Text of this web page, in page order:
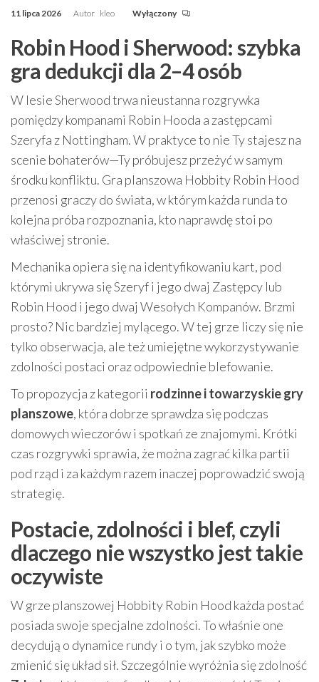
11 lipca 2026 Autor kleo Wyłączony
Robin Hood i Sherwood: szybka
gra dedukcji dla 2–4 osób
W lesie Sherwood trwa nieustanna rozgrywka
pomiędzy kompanami Robin Hooda a zastępcami
Szeryfa z Nottingham. W praktyce to nie Ty stajesz na
scenie bohaterów—Ty próbujesz przeżyć w samym
środku konfliktu. Gra planszowa Hobbity Robin Hood
przenosi graczy do świata, w którym każda runda to
kolejna próba rozpoznania, kto naprawdę stoi po
właściwej stronie.
Mechanika opiera się na identyfikowaniu kart, pod
którymi ukrywa się Szeryf i jego dwaj Zastępcy lub
Robin Hood i jego dwaj Wesołych Kompanów. Brzmi
prosto? Nic bardziej mylącego. W tej grze liczy się nie
tylko obserwacja, ale też umiejętne wykorzystywanie
zdolności postaci oraz odpowiednie blefowanie.
To propozycja z kategorii rodzinne i towarzyskie gry
planszowe, która dobrze sprawdza się podczas
domowych wieczorów i spotkań ze znajomymi. Krótki
czas rozgrywki sprawia, że można zagrać kilka partii
pod rząd i za każdym razem inaczej poprowadzić swoją
strategię.
Postacie, zdolności i blef, czyli
dlaczego nie wszystko jest takie
oczywiste
W grze planszowej Hobbity Robin Hood każda postać
posiada swoje specjalne zdolności. To właśnie one
decydują o dynamice rundy i o tym, jak szybko może
zmienić się układ sił. Szczególnie wyróżnia się zdolność